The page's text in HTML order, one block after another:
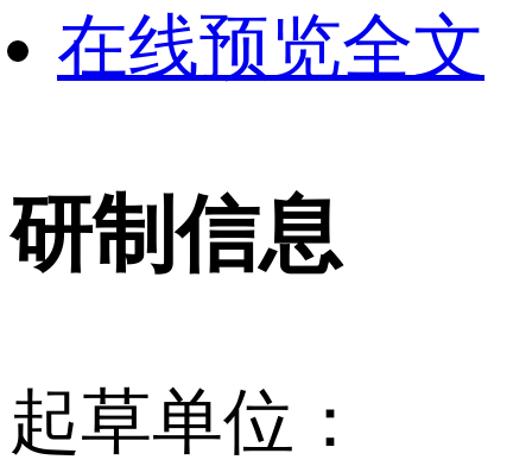
在线预览全文
研制信息
起草单位：